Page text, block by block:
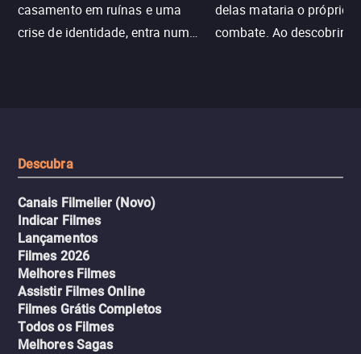
casamento em ruínas e uma
crise de identidade, entra num
delas mataria o próprio
combate. Ao descobrir a
Descubra
Canais Filmelier (Novo)
Indicar Filmes
Lançamentos
Filmes 2026
Melhores Filmes
Assistir Filmes Online
Filmes Grátis Completos
Todos os Filmes
Melhores Sagas